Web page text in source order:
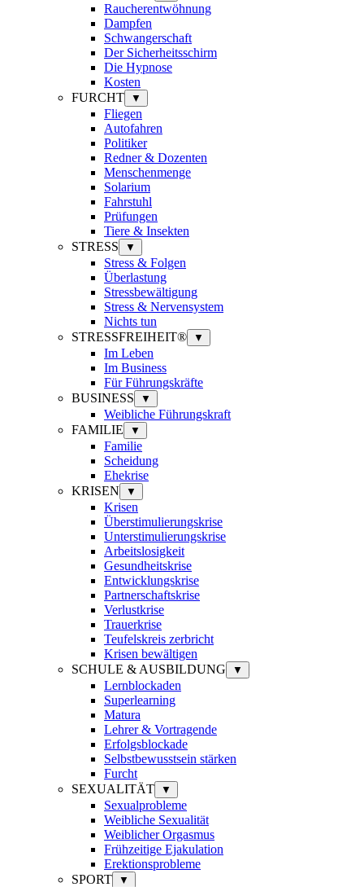
Raucherentwöhnung
Dampfen
Schwangerschaft
Der Sicherheitsschirm
Die Hypnose
Kosten
FURCHT
▼
Fliegen
Autofahren
Politiker
Redner & Dozenten
Menschenmenge
Solarium
Fahrstuhl
Prüfungen
Tiere & Insekten
STRESS
▼
Stress & Folgen
Überlastung
Stressbewältigung
Stress & Nervensystem
Nichts tun
STRESSFREIHEIT®
▼
Im Leben
Im Business
Für Führungskräfte
BUSINESS
▼
Weibliche Führungskraft
FAMILIE
▼
Familie
Scheidung
Ehekrise
KRISEN
▼
Krisen
Überstimulierungskrise
Unterstimulierungskrise
Arbeitslosigkeit
Gesundheitskrise
Entwicklungskrise
Partnerschaftskrise
Verlustkrise
Trauerkrise
Teufelskreis zerbricht
Krisen bewältigen
SCHULE & AUSBILDUNG
▼
Lernblockaden
Superlearning
Matura
Lehrer & Vortragende
Erfolgsblockade
Selbstbewusstsein stärken
Furcht
SEXUALITÄT
▼
Sexualprobleme
Weibliche Sexualität
Weiblicher Orgasmus
Frühzeitige Ejakulation
Erektionsprobleme
SPORT
▼